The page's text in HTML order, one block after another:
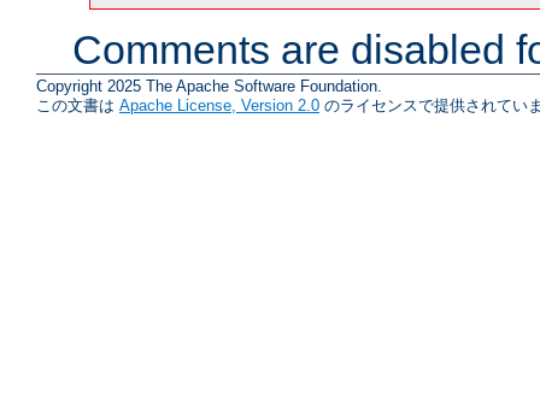
Comments are disabled
Copyright 2025 The Apache Software Foundation.
この文書は Apache License, Version 2.0 のライセンスで提供されてい